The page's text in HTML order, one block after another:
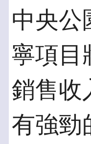
中央公
寧項目
銷售收
有強勁